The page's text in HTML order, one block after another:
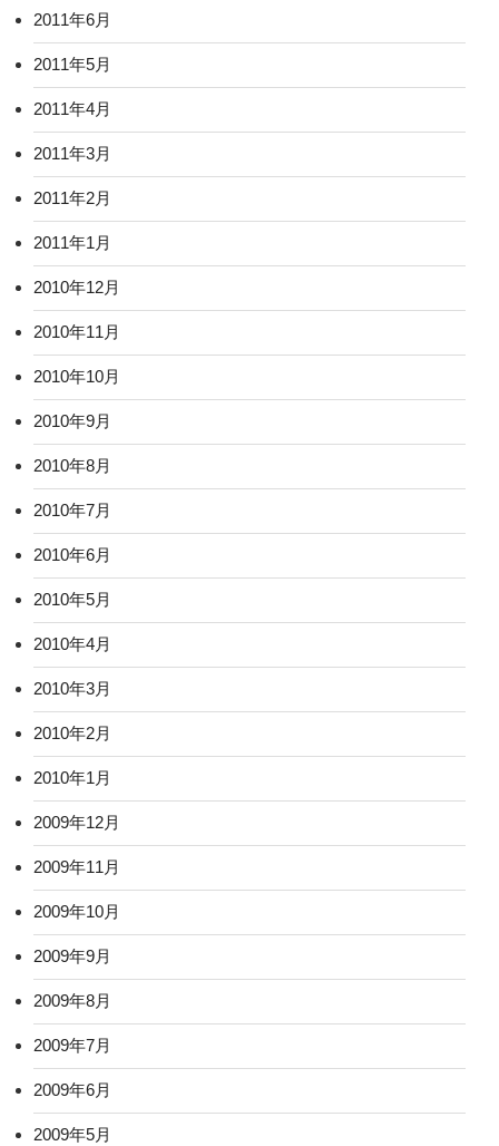
2011年6月
2011年5月
2011年4月
2011年3月
2011年2月
2011年1月
2010年12月
2010年11月
2010年10月
2010年9月
2010年8月
2010年7月
2010年6月
2010年5月
2010年4月
2010年3月
2010年2月
2010年1月
2009年12月
2009年11月
2009年10月
2009年9月
2009年8月
2009年7月
2009年6月
2009年5月